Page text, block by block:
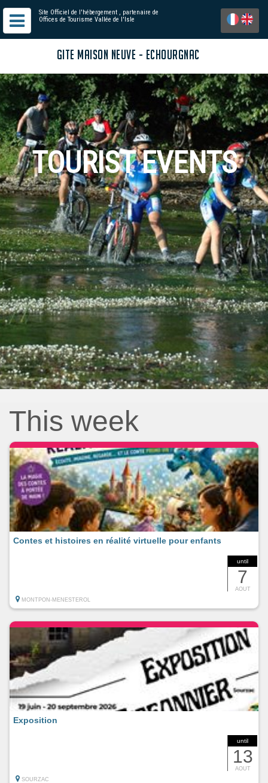
Site Officiel de l'hébergement , partenaire de
Offices de Tourisme Vallée de l'Isle
GITE MAISON NEUVE - ECHOURGNAC
TOURIST EVENTS
This week
until
7
AOUT
Contes et histoires en réalité virtuelle pour enfants
MONTPON-MENESTEROL
until
13
AOUT
Exposition
SOURZAC